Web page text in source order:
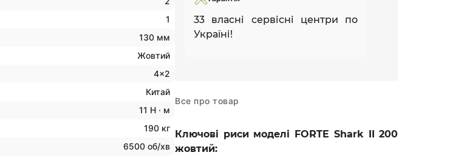
1
130 мм
Жовтий
4x2
Китай
11 Н · м
190 кг
6500 об/хв
33 власні сервісні центри по
Україні!
Все про товар
Ключові риси моделі FORTE Shark II 200
жовтий: